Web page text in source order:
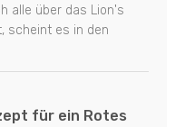
alle über das Lion's
scheint es in den
für ein Rotes